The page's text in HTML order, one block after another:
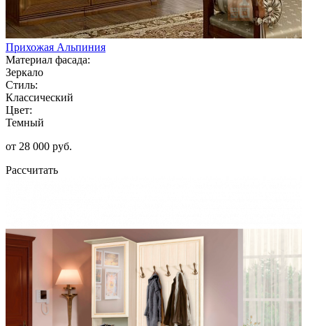
Прихожая Альпиния
Материал фасада:
Зеркало
Стиль:
Классический
Цвет:
Темный
от 28 000 руб.
Рассчитать